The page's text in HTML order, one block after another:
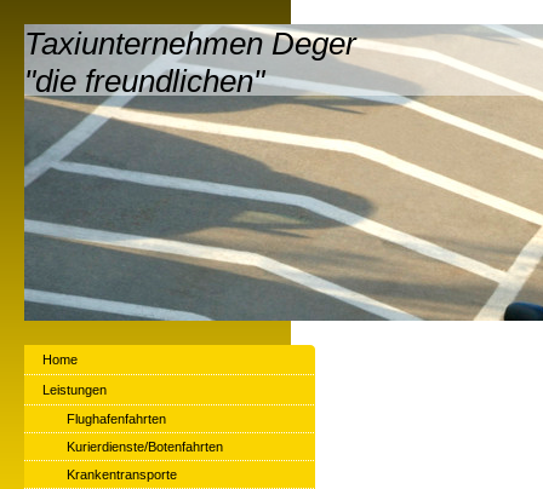
Taxiunternehmen Deger
"die freundlichen"
Home
Leistungen
Flughafenfahrten
Kurierdienste/Botenfahrten
Krankentransporte